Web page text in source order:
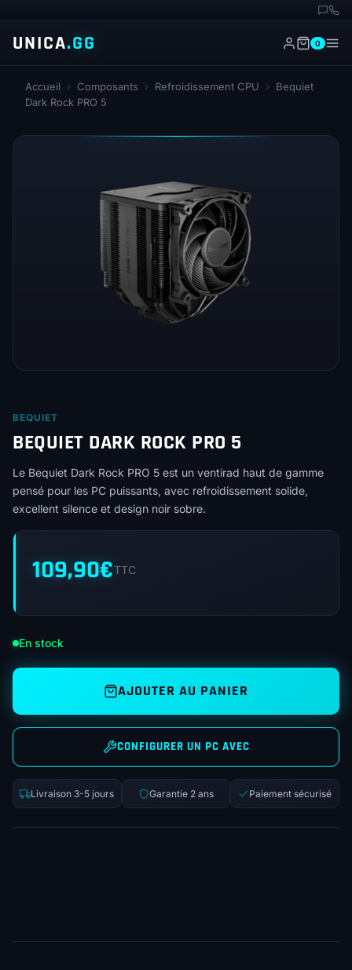
UNICA.GG 0
Accueil › Composants › Refroidissement CPU ›
Bequiet
Dark Rock PRO 5
BEQUIET
BEQUIET DARK ROCK PRO 5
Le Bequiet Dark Rock PRO 5 est un ventirad haut de gamme
pensé pour les PC puissants, avec refroidissement solide,
excellent silence et design noir sobre.
109,90€TTC
En stock
AJOUTER AU PANIER
CONFIGURER UN PC AVEC
Livraison 3-5 jours Garantie 2 ans Paiement sécurisé